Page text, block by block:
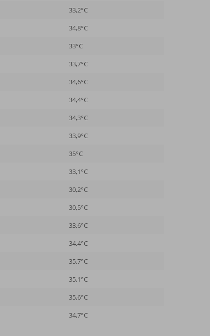
33,2°C
34,8°C
33°C
33,7°C
34,6°C
34,4°C
34,3°C
33,9°C
35°C
33,1°C
30,2°C
30,5°C
33,6°C
34,4°C
35,7°C
35,1°C
35,6°C
34,7°C